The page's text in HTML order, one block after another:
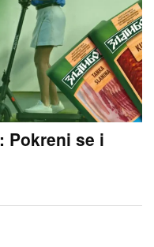
Pokreni se i